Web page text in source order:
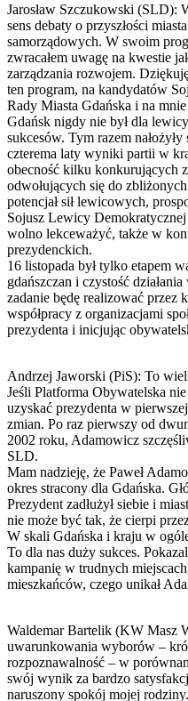
Jarosław Szczukowski (SLD):
sens debaty o przyszłości
samorządowych. W swoim
zwracałem uwagę na kwestie
zarządzania rozwojem.
ten program, na kandydatów
Rady Miasta Gdańska i na
Gdańsk nigdy nie był dla
sukcesów. Tym razem
czterema laty wyniki partii w
obecność kilku konkurujących
odwołujących się do
potencjał sił lewicowych,
Sojusz Lewicy
wolno lekceważyć, także w
prezydenckich.
16 listopada był tylko etapem
gdańszczan i czystość
zadanie będę realizować przez
współpracy z organizacjami
prezydenta i inicjując
Andrzej Jaworski (PiS): To
Jeśli Platforma Obywatelska
uzyskać prezydenta w
zmian. Po raz pierwszy od
2002 roku, Adamowicz
SLD.
Mam nadzieję, że Paweł
okres stracony dla Gdańska.
Prezydent zadłużył siebie i
nie może być tak, że cierpi
W skali Gdańska i kraju w
To dla nas duży sukces.
kampanię w trudnych
mieszkańców, czego unikał
Waldemar Bartelik (KW Masz
uwarunkowania wyborów –
rozpoznawalność – w
swój wynik za bardzo
naruszony spokój mojej rodziny.